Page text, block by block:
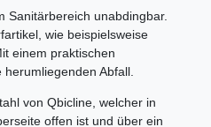
Sanitärbereich unabdingbar.
wie beispielsweise
einem praktischen
Abfall.
von Qbicline, welcher in
offen ist und über ein